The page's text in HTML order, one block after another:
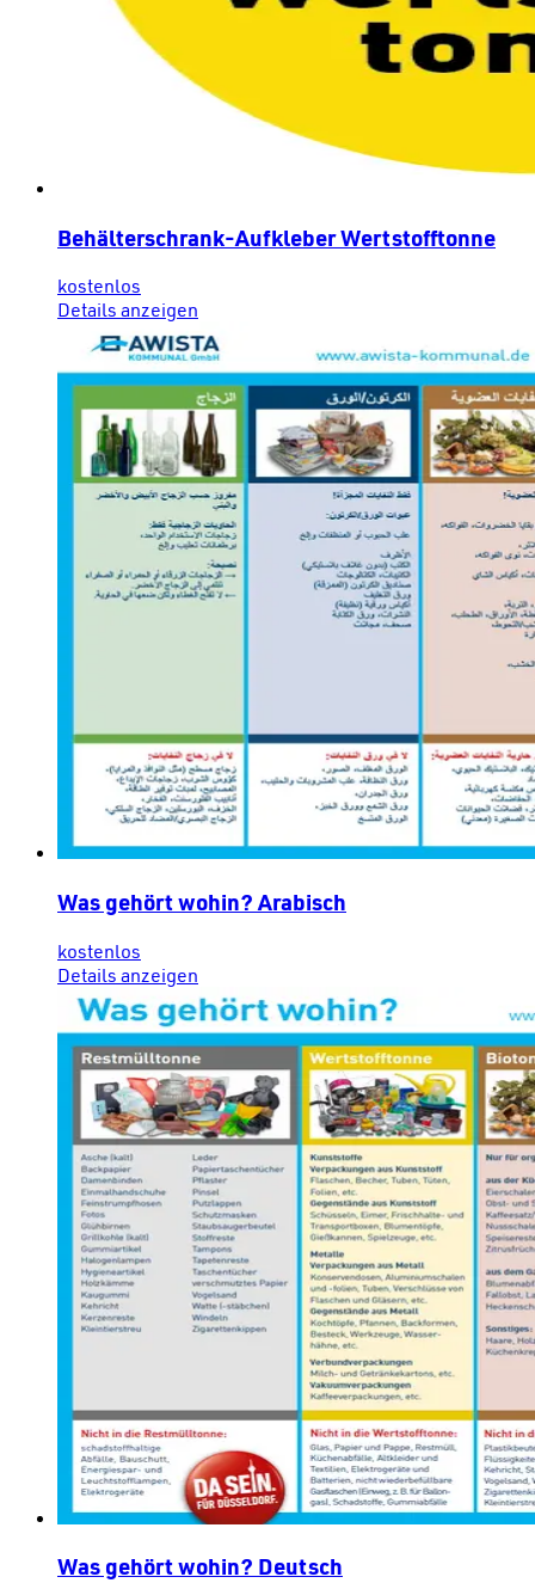
Behälterschrank-Aufkleber Wertstofftonne
kostenlos
Details anzeigen
Was gehört wohin? Arabisch
kostenlos
Details anzeigen
Was gehört wohin? Deutsch